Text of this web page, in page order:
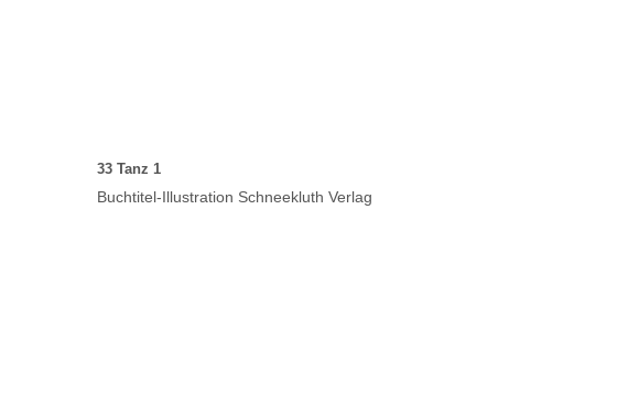
33 Tanz 1
Buchtitel-Illustration Schneekluth Verlag